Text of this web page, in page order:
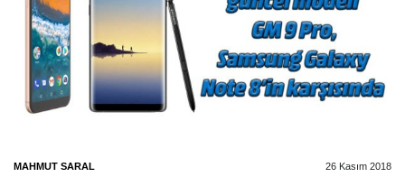
MAHMUT SARAL 26 Kasım 2018